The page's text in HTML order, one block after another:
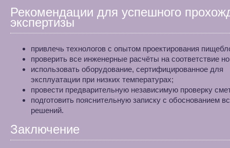
Рекомендации для успешного
экспертизы
привлечь технологов с опытом проектирования
проверить все инженерные расчёты на соответствие
использовать оборудование, сертифицированное для
эксплуатации при низких температурах;
провести предварительную независимую проверку
подготовить пояснительную записку с обоснованием
решений.
Заключение